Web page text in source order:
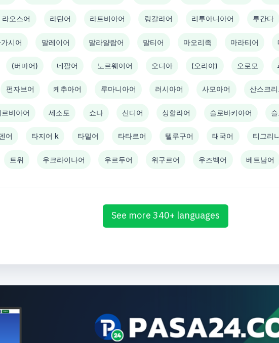
오스어 라틴어 라트비아어 링갈라어 리투아니아어 루간다
시어 말레이어 말라얄람어 말티어 마오리족 마라티어
(버마어) 네팔어 노르웨이어 오디아 (오리야) 오로모
펀자브어 케추아어 루마니아어 러시아어 사모아어 산스크
비아어 세소토 쇼나 신디어 싱할라어 슬로바키아어
어 타지어 k 타밀어 타타르어 텔루구어 태국어 티그리
트위 우크라이나어 우르두어 위구르어 우즈벡어 베트남어
See more 340+ languages